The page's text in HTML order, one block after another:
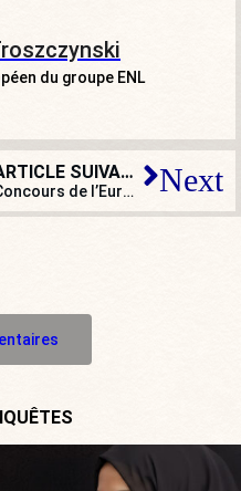
du groupe ENL
ARTICLE SUIVANT
Concours de l’Eurovision : non Mercy ! Next